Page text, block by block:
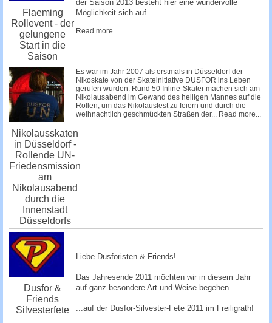
Flaeming
Rollevent - der
gelungene
Start in die
Saison
der Saison 2013 besteht hier eine wundervolle
Möglichkeit sich auf...
Read more...
Nikolausskaten
in Düsseldorf -
Rollende UN-
Friedensmission
am
Nikolausabend
durch die
Innenstadt
Düsseldorfs
Es war im Jahr 2007 als erstmals in Düsseldorf der
Nikoskate von der Skateinitiative DUSFOR ins Leben
gerufen wurden. Rund 50 Inline-Skater machen sich am
Nikolausabend im Gewand des heiligen Mannes auf die
Rollen, um das Nikolausfest zu feiern und durch die
weihnachtlich geschmückten Straßen der... Read more...
Dusfor &
Friends
Silvesterfete
Liebe Dusforisten & Friends!
Das Jahresende 2011 möchten wir in diesem Jahr
auf ganz besondere Art und Weise begehen...
...auf der Dusfor-Silvester-Fete 2011 im Freiligrath!